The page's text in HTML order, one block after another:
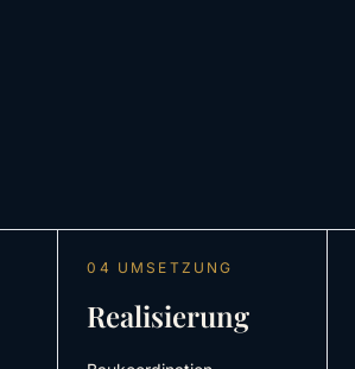
04 UMSETZUNG
Realisierung